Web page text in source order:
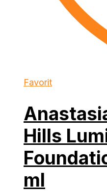
Favorit
Hills
ml